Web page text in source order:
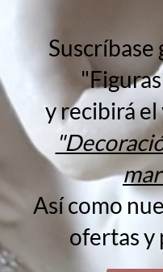
y recibirá
Así como
ofertas y